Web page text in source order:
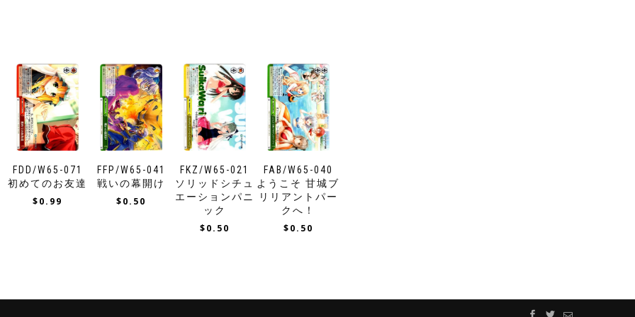
FDD/W65-071
初めてのお友達
$0.99
FFP/W65-041
戦いの幕開け
$0.50
FKZ/W65-021
ソリッドシチュ
エーションパニ
ック
$0.50
FAB/W65-040
ようこそ 甘城ブ
リリアントパー
クへ！
$0.50